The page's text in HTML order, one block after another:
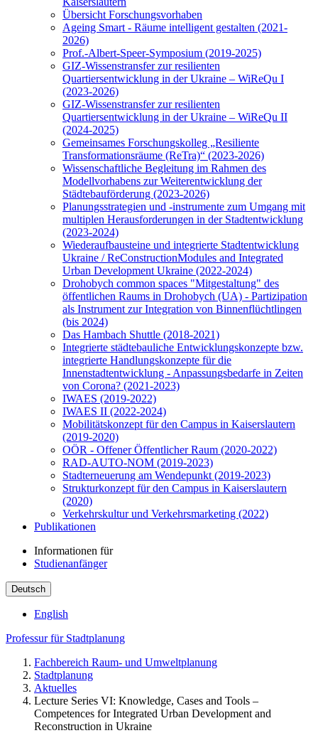
Übersicht Forschungsvorhaben
Ageing Smart - Räume intelligent gestalten (2021-
2026)
Prof.-Albert-Speer-Symposium (2019-2025)
GIZ-Wissenstransfer zur resilienten
Quartiersentwicklung in der Ukraine – WiReQu I
(2023-2026)
GIZ-Wissenstransfer zur resilienten
Quartiersentwicklung in der Ukraine – WiReQu II
(2024-2025)
Gemeinsames Forschungskolleg „Resiliente
Transformationsräume (ReTra)“ (2023-2026)
Wissenschaftliche Begleitung im Rahmen des
Modellvorhabens zur Weiterentwicklung der
Städtebauförderung (2023-2026)
Planungsstrategien und -instrumente zum Umgang mit
multiplen Herausforderungen in der Stadtentwicklung
(2023-2024)
Wiederaufbausteine und integrierte Stadtentwicklung
Ukraine / ReConstructionModules and Integrated
Urban Development Ukraine (2022-2024)
Drohobych common spaces "Mitgestaltung" des
öffentlichen Raums in Drohobych (UA) - Partizipation
als Instrument zur Integration von Binnenflüchtlingen
(bis 2024)
Das Hambach Shuttle (2018-2021)
Integrierte städtebauliche Entwicklungskonzepte bzw.
integrierte Handlungskonzepte für die
Innenstadtentwicklung - Anpassungsbedarfe in Zeiten
von Corona? (2021-2023)
IWAES (2019-2022)
IWAES II (2022-2024)
Mobilitätskonzept für den Campus in Kaiserslautern
(2019-2020)
OÖR - Offener Öffentlicher Raum (2020-2022)
RAD-AUTO-NOM (2019-2023)
Stadterneuerung am Wendepunkt (2019-2023)
Strukturkonzept für den Campus in Kaiserslautern
(2020)
Verkehrskultur und Verkehrsmarketing (2022)
Publikationen
Informationen für
Studienanfänger
Deutsch
English
Professur für Stadtplanung
Fachbereich Raum- und Umweltplanung
Stadtplanung
Aktuelles
Lecture Series VI: Knowledge, Cases and Tools –
Competences for Integrated Urban Development and
Reconstruction in Ukraine